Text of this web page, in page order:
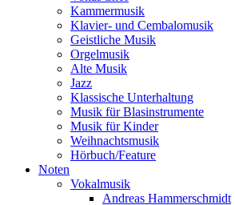
Kammermusik
Klavier- und Cembalomusik
Geistliche Musik
Orgelmusik
Alte Musik
Jazz
Klassische Unterhaltung
Musik für Blasinstrumente
Musik für Kinder
Weihnachtsmusik
Hörbuch/Feature
Noten
Vokalmusik
Andreas Hammerschmidt